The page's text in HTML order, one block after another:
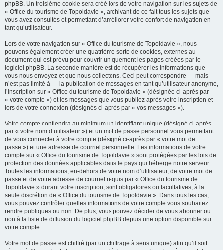
phpBB. Un troisième cookie sera créé lors de votre navigation sur les sujets de
« Office du tourisme de Topoldavie », archivant de ce fait tous les sujets que
vous avez consultés et permettant d’améliorer votre confort de navigation en
tant qu’utilisateur.
Lors de votre navigation sur « Office du tourisme de Topoldavie », nous
pouvons également créer une quatrième sorte de cookies, externes au
document qui est prévu pour couvrir uniquement les pages créées par le
logiciel phpBB. La seconde manière est de récupérer les informations que
vous nous envoyez et que nous collectons. Ceci peut correspondre — mais
n’est pas limité à — la publication de messages en tant qu’utilisateur anonyme,
l’inscription sur « Office du tourisme de Topoldavie » (désignée ci-après par
« votre compte ») et les messages que vous publiez après votre inscription et
lors de votre connexion (désignés ci-après par « vos messages »).
Votre compte contiendra au minimum un identifiant unique (désigné ci-après
par « votre nom d’utilisateur ») et un mot de passe personnel vous permettant
de vous connecter à votre compte (désigné ci-après par « votre mot de
passe ») et une adresse de courriel personnelle. Les informations de votre
compte sur « Office du tourisme de Topoldavie » sont protégées par les lois de
protection des données applicables dans le pays qui héberge notre serveur.
Toutes les informations, en-dehors de votre nom d’utilisateur, de votre mot de
passe et de votre adresse de courriel requis par « Office du tourisme de
Topoldavie » durant votre inscription, sont obligatoires ou facultatives, à la
seule discrétion de « Office du tourisme de Topoldavie ». Dans tous les cas,
vous pouvez contrôler quelles informations de votre compte vous souhaitez
rendre publiques ou non. De plus, vous pouvez décider de vous abonner ou
non à la liste de diffusion du logiciel phpBB depuis une option disponible sur
votre compte.
Votre mot de passe est chiffré (par un chiffrage à sens unique) afin qu’il soit